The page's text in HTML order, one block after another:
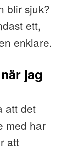
blir sjuk?
ett,
enklare.
jag
att det
med har
att